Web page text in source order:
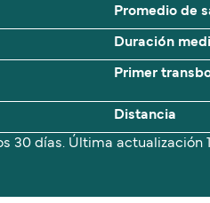
Promedio de
Duración
Primer
Distancia
30 días. Última actualización